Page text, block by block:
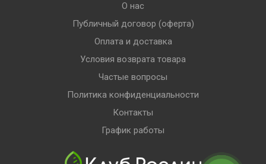
О нас
Публичный договор (оферта)
Оплата и доставка
Условия возврата товара
Частые вопросы
Политика конфиденциальности
Контакты
График работы